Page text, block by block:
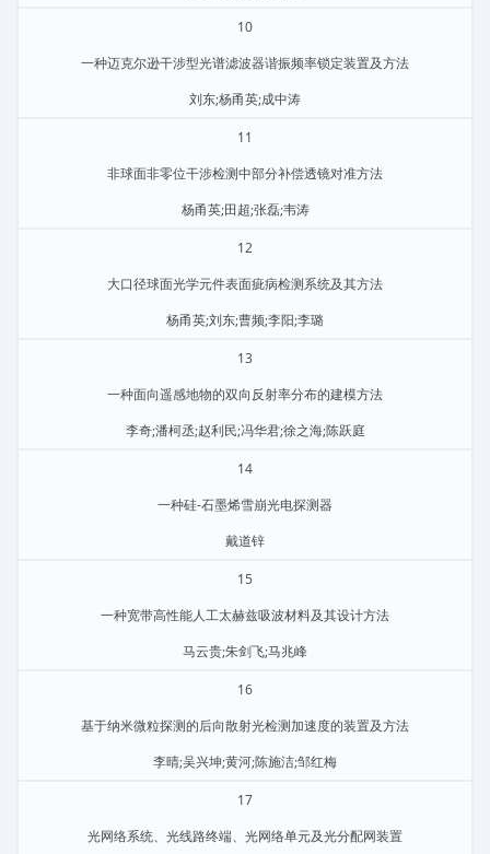
10
一种迈克尔逊干涉型光谱滤波器谐振频率锁定装置及方法
刘东;杨甬英;成中涛
11
非球面非零位干涉检测中部分补偿透镜对准方法
杨甬英;田超;张磊;韦涛
12
大口径球面光学元件表面疵病检测系统及其方法
杨甬英;刘东;曹频;李阳;李璐
13
一种面向遥感地物的双向反射率分布的建模方法
李奇;潘柯丞;赵利民;冯华君;徐之海;陈跃庭
14
一种硅-石墨烯雪崩光电探测器
戴道锌
15
一种宽带高性能人工太赫兹吸波材料及其设计方法
马云贵;朱剑飞;马兆峰
16
基于纳米微粒探测的后向散射光检测加速度的装置及方法
李晴;吴兴坤;黄河;陈施洁;邹红梅
17
光网络系统、光线路终端、光网络单元及光分配网装置